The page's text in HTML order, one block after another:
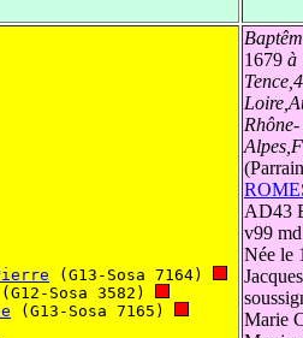
Pierre (G13-Sosa 7164)
(G12-Sosa 3582)
(G13-Sosa 7165)
1679 à
Rhône-
AD43
v99 md
Née le
Marie